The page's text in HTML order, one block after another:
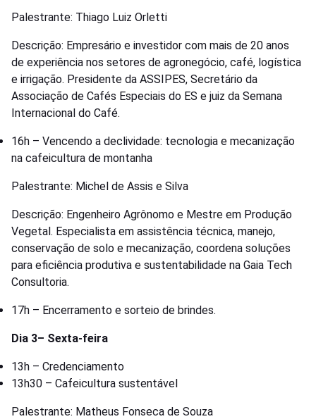
Palestrante: Thiago Luiz Orletti
Descrição: Empresário e investidor com mais de 20 anos
de experiência nos setores de agronegócio, café, logística
e irrigação. Presidente da ASSIPES, Secretário da
Associação de Cafés Especiais do ES e juiz da Semana
Internacional do Café.
16h – Vencendo a declividade: tecnologia e mecanização
na cafeicultura de montanha
Palestrante: Michel de Assis e Silva
Descrição: Engenheiro Agrônomo e Mestre em Produção
Vegetal. Especialista em assistência técnica, manejo,
conservação de solo e mecanização, coordena soluções
para eficiência produtiva e sustentabilidade na Gaia Tech
Consultoria.
17h – Encerramento e sorteio de brindes.
Dia 3– Sexta-feira
13h – Credenciamento
13h30 – Cafeicultura sustentável
Palestrante: Matheus Fonseca de Souza